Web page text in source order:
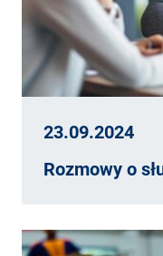
23.09.2024
Rozmowy o